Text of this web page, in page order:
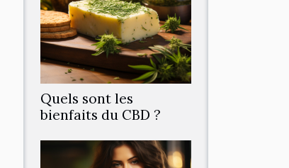
Quels sont les
bienfaits du CBD ?